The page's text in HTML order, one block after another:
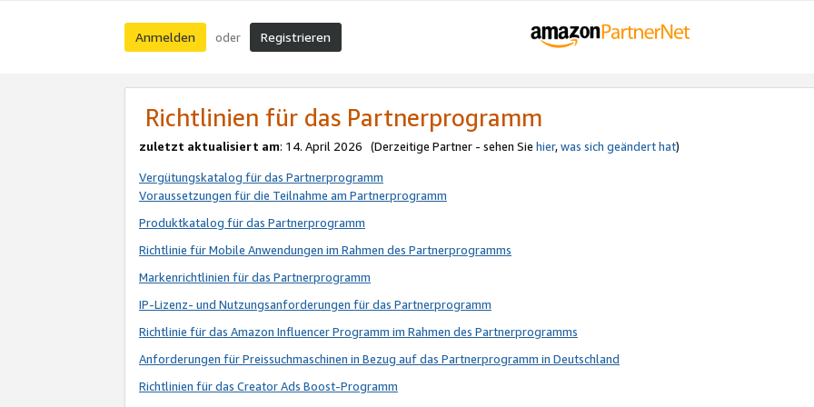
Anmelden oder Registrieren
Richtlinien für das Partnerprogramm
zuletzt aktualisiert am: 14. April 2026 (Derzeitige Partner - sehen Sie hier,was sich geändert hat)
Vergütungskatalog für das Partnerprogramm
Voraussetzungen für die Teilnahme am Partnerprogramm
Produktkatalog für das Partnerprogramm
Richtlinie für Mobile Anwendungen im Rahmen des Partnerprogramms
Markenrichtlinien für das Partnerprogramm
IP-Lizenz- und Nutzungsanforderungen für das Partnerprogramm
Richtlinie für das Amazon Influencer Programm im Rahmen des Partnerprogramms
Anforderungen für Preissuchmaschinen in Bezug auf das Partnerprogramm in Deutschland
Richtlinien für das Creator Ads Boost-Programm